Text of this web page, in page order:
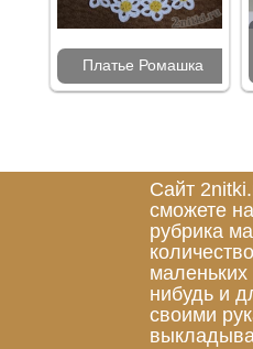
Платье Ромашка
Сайт
сможете
рубрика
нибудь и
своими